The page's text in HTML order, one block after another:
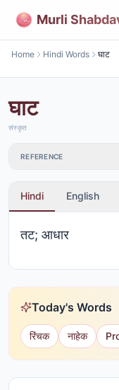
Murli
Home Hindi Words घाट
घाट
संस्कृत
REFERENCE
Hindi English
तट; आधार
Today's Words
रिंचक नाहेक